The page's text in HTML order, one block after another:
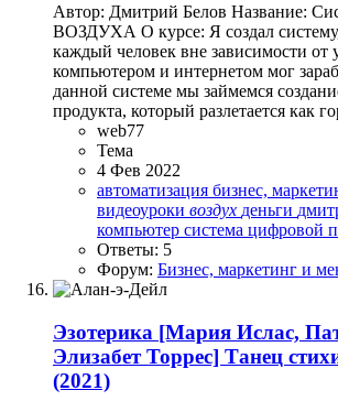
Автор: Дмитрий Белов Название:
ВОЗДУХА О курсе: Я создал
каждый человек вне зависимости от
компьютером и интернетом мог
данной системе мы займемся
продукта, который разлетается как
web77
Тема
4 Фев 2022
автоматизация бизнес,
видеоуроки воздух деньги
компьютер система цифровой
Ответы: 5
Форум: Бизнес, маркетинг и
Эзотерика [Мария Ислас,
Элизабет Торрес] Танец
(2021)